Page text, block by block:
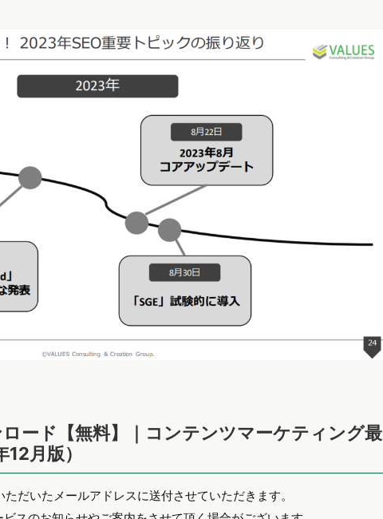
ード【無料】｜コンテンツマーケティング最
月版）
だいたメールアドレスに送付させていただきます。